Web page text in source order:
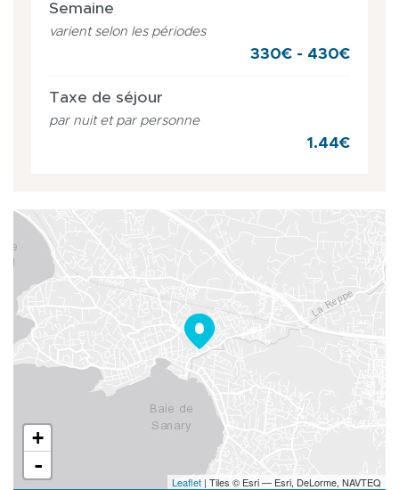
Semaine
varient selon les périodes
330€ - 430€
Taxe de séjour
par nuit et par personne
1.44€
+
-
Leaflet | Tiles © Esri — Esri, DeLorme, NAVTEQ